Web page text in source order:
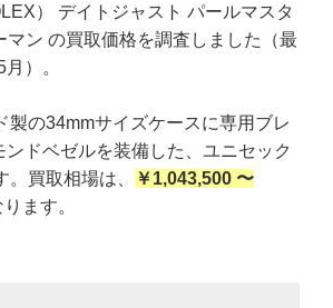
） デイトジャスト パールマスタ
マン の買取価格を調査しました（最
）。
製の34mmサイズケースに専用ブレ
ンドベゼルを装備した、ユニセック
。買取相場は、
￥1,043,500 〜
ます。